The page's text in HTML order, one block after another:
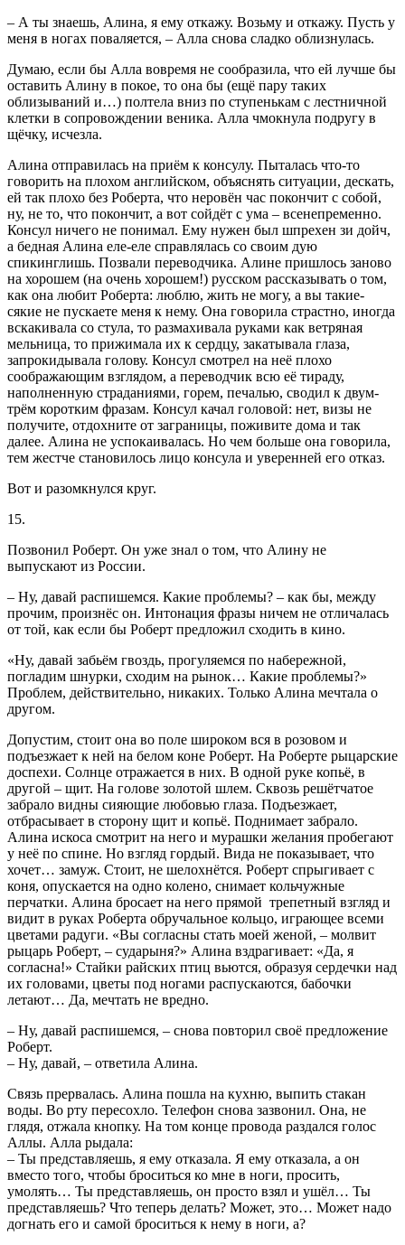
– А ты знаешь, Алина, я ему откажу. Возьму и откажу. Пусть у
меня в ногах поваляется, – Алла снова сладко облизнулась.
Думаю, если бы Алла вовремя не сообразила, что ей лучше бы
оставить Алину в покое, то она бы (ещё пару таких
облизываний и…) полтела вниз по ступенькам с лестничной
клетки в сопровождении веника. Алла чмокнула подругу в
щёчку, исчезла.
Алина отправилась на приём к консулу. Пыталась что-то
говорить на плохом английском, объяснять ситуации, дескать,
ей так плохо без Роберта, что неровён час покончит с собой,
ну, не то, что покончит, а вот сойдёт с ума – всенепременно.
Консул ничего не понимал. Ему нужен был шпрехен зи дойч,
а бедная Алина еле-еле справлялась со своим дую
спикинглишь. Позвали переводчика. Алине пришлось заново
на хорошем (на очень хорошем!) русском рассказывать о том,
как она любит Роберта: люблю, жить не могу, а вы такие-
сякие не пускаете меня к нему. Она говорила страстно, иногда
вскакивала со стула, то размахивала руками как ветряная
мельница, то прижимала их к сердцу, закатывала глаза,
запрокидывала голову. Консул смотрел на неё плохо
соображающим взглядом, а переводчик всю её тираду,
наполненную страданиями, горем, печалью, сводил к двум-
трём коротким фразам. Консул качал головой: нет, визы не
получите, отдохните от заграницы, поживите дома и так
далее. Алина не успокаивалась. Но чем больше она говорила,
тем жестче становилось лицо консула и уверенней его отказ.
Вот и разомкнулся круг.
15.
Позвонил Роберт. Он уже знал о том, что Алину не
выпускают из России.
– Ну, давай распишемся. Какие проблемы? – как бы, между
прочим, произнёс он. Интонация фразы ничем не отличалась
от той, как если бы Роберт предложил сходить в кино.
«Ну, давай забьём гвоздь, прогуляемся по набережной,
погладим шнурки, сходим на рынок… Какие проблемы?»
Проблем, действительно, никаких. Только Алина мечтала о
другом.
Допустим, стоит она во поле широком вся в розовом и
подъезжает к ней на белом коне Роберт. На Роберте рыцарские
доспехи. Солнце отражается в них. В одной руке копьё, в
другой – щит. На голове золотой шлем. Сквозь решётчатое
забрало видны сияющие любовью глаза. Подъезжает,
отбрасывает в сторону щит и копьё. Поднимает забрало.
Алина искоса смотрит на него и мурашки желания пробегают
у неё по спине. Но взгляд гордый. Вида не показывает, что
хочет… замуж. Стоит, не шелохнётся. Роберт спрыгивает с
коня, опускается на одно колено, снимает кольчужные
перчатки. Алина бросает на него прямой трепетный взгляд и
видит в руках Роберта обручальное кольцо, играющее всеми
цветами радуги. «Вы согласны стать моей женой, – молвит
рыцарь Роберт, – сударыня?» Алина вздрагивает: «Да, я
согласна!» Стайки райских птиц вьются, образуя сердечки над
их головами, цветы под ногами распускаются, бабочки
летают… Да, мечтать не вредно.
– Ну, давай распишемся, – снова повторил своё предложение
Роберт.
– Ну, давай, – ответила Алина.
Связь прервалась. Алина пошла на кухню, выпить стакан
воды. Во рту пересохло. Телефон снова зазвонил. Она, не
глядя, отжала кнопку. На том конце провода раздался голос
Аллы. Алла рыдала:
– Ты представляешь, я ему отказала. Я ему отказала, а он
вместо того, чтобы броситься ко мне в ноги, просить,
умолять… Ты представляешь, он просто взял и ушёл… Ты
представляешь? Что теперь делать? Может, это… Может надо
догнать его и самой броситься к нему в ноги, а?